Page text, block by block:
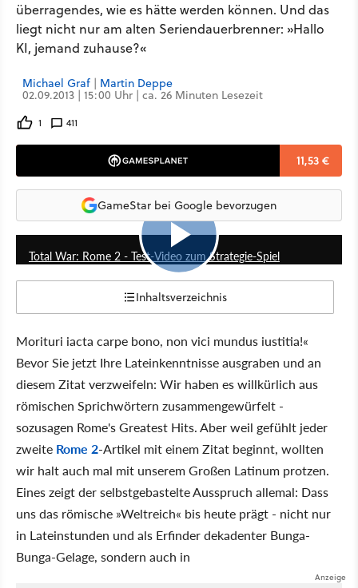
überragendes, wie es hätte werden können. Und das
liegt nicht nur am alten Seriendauerbrenner: »Hallo
KI, jemand zuhause?«
Michael Graf | Martin Deppe
02.09.2013 | 15:00 Uhr | ca. 26 Minuten Lesezeit
1 411
11,53 €
GameStar bei Google bevorzugen
20:03
Total War: Rome 2 - Test-Video zum Strategie-Spiel
Inhaltsverzeichnis
Morituri iacta carpe bono, non vici mundus iustitia!«
Bevor Sie jetzt Ihre Lateinkenntnisse ausgraben und an
diesem Zitat verzweifeln: Wir haben es willkürlich aus
römischen Sprichwörtern zusammengewürfelt -
sozusagen Rome's Greatest Hits. Aber weil gefühlt jeder
zweite Rome 2-Artikel mit einem Zitat beginnt, wollten
wir halt auch mal mit unserem Großen Latinum protzen.
Eines zeigt der selbstgebastelte Ausspruch allemal: Dass
uns das römische »Weltreich« bis heute prägt - nicht nur
in Lateinstunden und als Erfinder dekadenter Bunga-
Bunga-Gelage, sondern auch in